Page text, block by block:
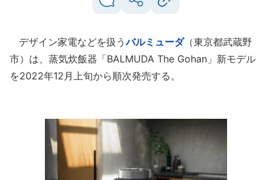
デザイン家電などを扱うバルミューダ（東京都武蔵野
市）は、蒸気炊飯器「BALMUDA The Gohan」新モデル
を2022年12月上旬から順次発売する。